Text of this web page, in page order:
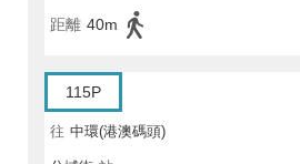
距離 40m
115P
往 中環(港澳碼頭)